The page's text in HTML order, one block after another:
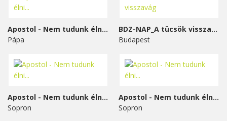
Apostol - Nem tudunk élni...
Pápa
BDZ-NAP_A tücsök visszavág
Budapest
Apostol - Nem tudunk élni...
Sopron
Apostol - Nem tudunk élni...
Sopron